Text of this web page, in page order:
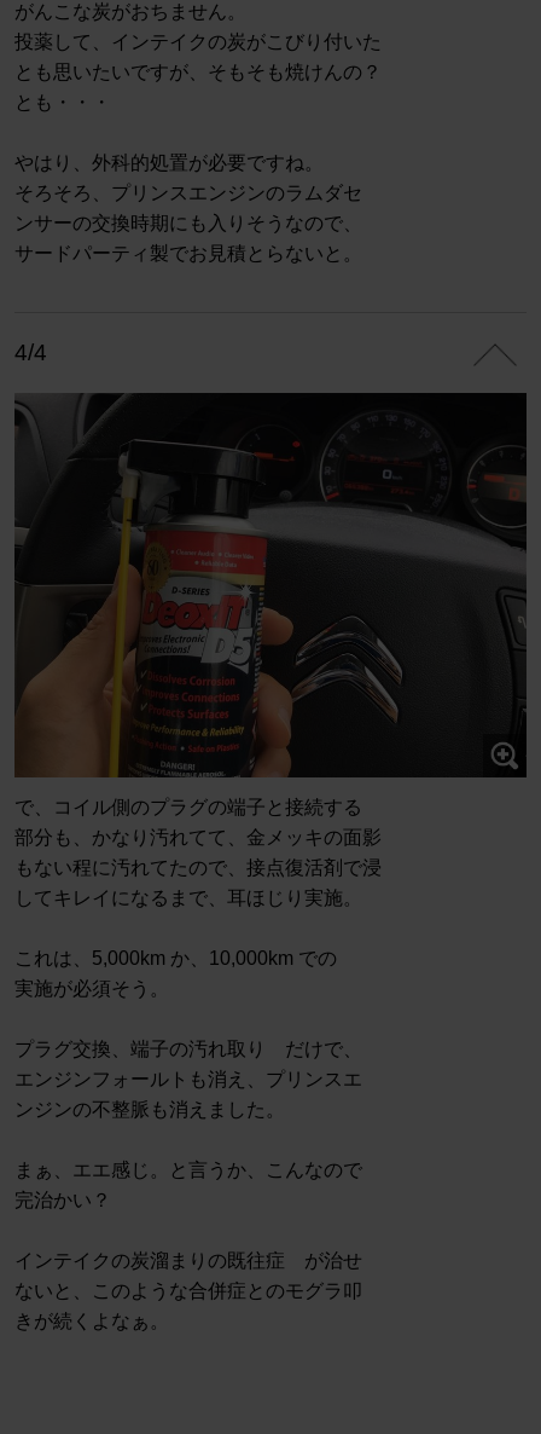
がんこな炭がおちません。
投薬して、インテイクの炭がこびり付いた
とも思いたいですが、そもそも焼けんの？
とも・・・
やはり、外科的処置が必要ですね。
そろそろ、プリンスエンジンのラムダセ
ンサーの交換時期にも入りそうなので、
サードパーティ製でお見積とらないと。
4/4
で、コイル側のプラグの端子と接続する
部分も、かなり汚れてて、金メッキの面影
もない程に汚れてたので、接点復活剤で浸
してキレイになるまで、耳ほじり実施。
これは、5,000km か、10,000km での
実施が必須そう。
プラグ交換、端子の汚れ取り だけで、
エンジンフォールトも消え、プリンスエ
ンジンの不整脈も消えました。
まぁ、エエ感じ。と言うか、こんなので
完治かい？
インテイクの炭溜まりの既往症 が治せ
ないと、このような合併症とのモグラ叩
きが続くよなぁ。